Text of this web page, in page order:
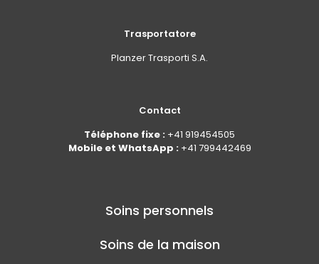
Trasportatore
Planzer Trasporti S.A.
Contact
Téléphone fixe : +41 919454505
Mobile et WhatsApp : +41 799442469
Soins personnels
Soins de la maison